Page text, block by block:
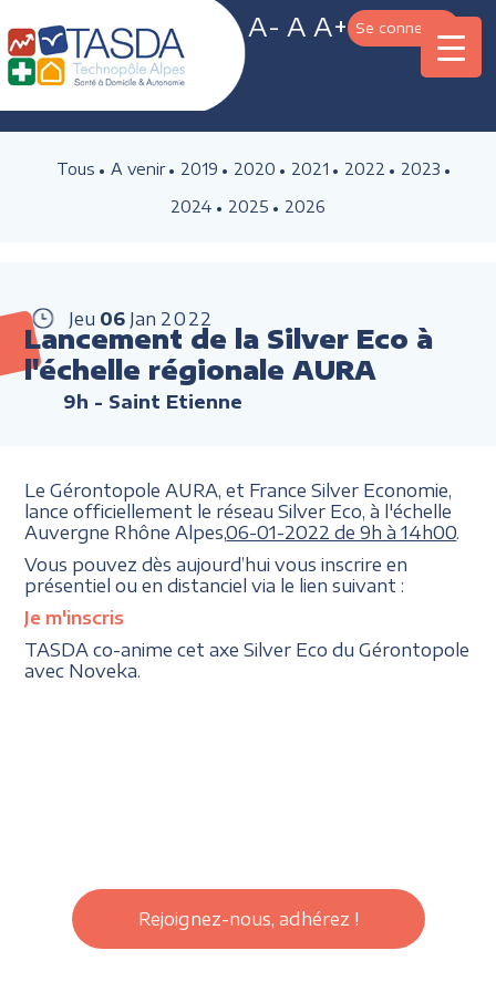
A- A A+ Se connecter
Tous A venir 2019 2020 2021 2022
2023
2024
2025 2026
Jeu 06 Jan 2022
Lancement de la Silver Eco à
l'échelle régionale AURA
9h - Saint Etienne
Le Gérontopole AURA, et France Silver Economie,
lance officiellement le réseau Silver Eco, à l'échelle
Auvergne Rhône Alpes,06-01-2022 de 9h à 14h00
Vous pouvez dès aujourd’hui vous inscrire en
présentiel ou en distanciel via le lien suivant :
Je m'inscris
TASDA co-anime cet axe Silver Eco du Gérontopole
avec Noveka.
Rejoignez-nous, adhérez !